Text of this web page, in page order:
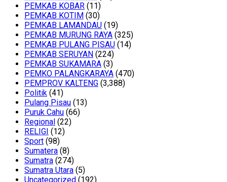
PEMKAB KOBAR (11)
PEMKAB KOTIM (30)
PEMKAB LAMANDAU (19)
PEMKAB MURUNG RAYA (325)
PEMKAB PULANG PISAU (14)
PEMKAB SERUYAN (224)
PEMKAB SUKAMARA (3)
PEMKO PALANGKARAYA (470)
PEMPROV KALTENG (3,388)
Politik (41)
Pulang Pisau (13)
Puruk Cahu (66)
Regional (22)
RELIGI (12)
Sport (98)
Sumatera (8)
Sumatra (274)
Sumatra Utara (5)
Uncategorized (192)